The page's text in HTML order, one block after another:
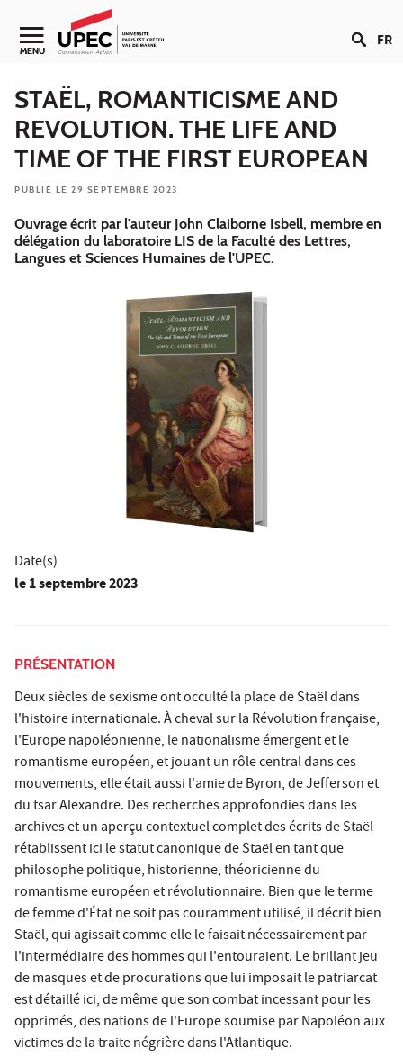
Aller au contenu
Navigation secondaire
MENU FR
STAËL, ROMANTICISME AND
REVOLUTION. THE LIFE AND
TIME OF THE FIRST EUROPEAN
PUBLIÉ LE 29 SEPTEMBRE 2023
Ouvrage écrit par l'auteur John Claiborne Isbell, membre en
délégation du laboratoire LIS de la Faculté des Lettres,
Langues et Sciences Humaines de l'UPEC.
Date(s)
le1 septembre 2023
PRÉSENTATION
Deux siècles de sexisme ont occulté la place de Staël dans
l'histoire internationale. À cheval sur la Révolution française,
l'Europe napoléonienne, le nationalisme émergent et le
romantisme européen, et jouant un rôle central dans ces
mouvements, elle était aussi l'amie de Byron, de Jefferson et
du tsar Alexandre. Des recherches approfondies dans les
archives et un aperçu contextuel complet des écrits de Staël
rétablissent ici le statut canonique de Staël en tant que
philosophe politique, historienne, théoricienne du
romantisme européen et révolutionnaire. Bien que le terme
de femme d'État ne soit pas couramment utilisé, il décrit bien
Staël, qui agissait comme elle le faisait nécessairement par
l'intermédiaire des hommes qui l'entouraient. Le brillant jeu
de masques et de procurations que lui imposait le patriarcat
est détaillé ici, de même que son combat incessant pour les
opprimés, des nations de l'Europe soumise par Napoléon aux
victimes de la traite négrière dans l'Atlantique.